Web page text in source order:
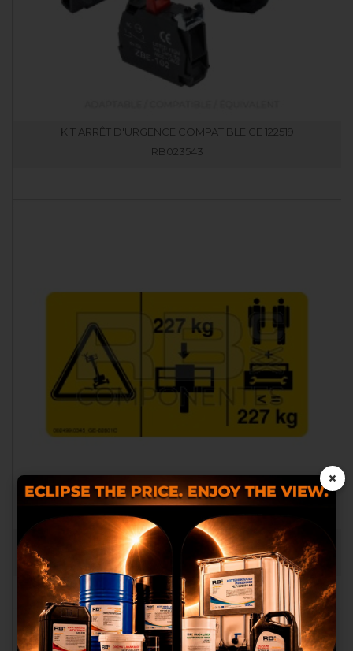
KIT ARRÊT D'URGENCE COMPATIBLE GE 122519
RB023543
AUTOCOLLANT COMPATIBLE REF GE 82601
RB002499.0345
Les cookies nous permettent de
personnaliser le contenu et les
annonces, d’offrir des
fonctionnalités relatives aux médias
sociaux et analyser notre trafic.
Nous partageons également des
informations sur l’utilisation de
notre site avec nos partenaires des
médias sociaux, de publicité et
×